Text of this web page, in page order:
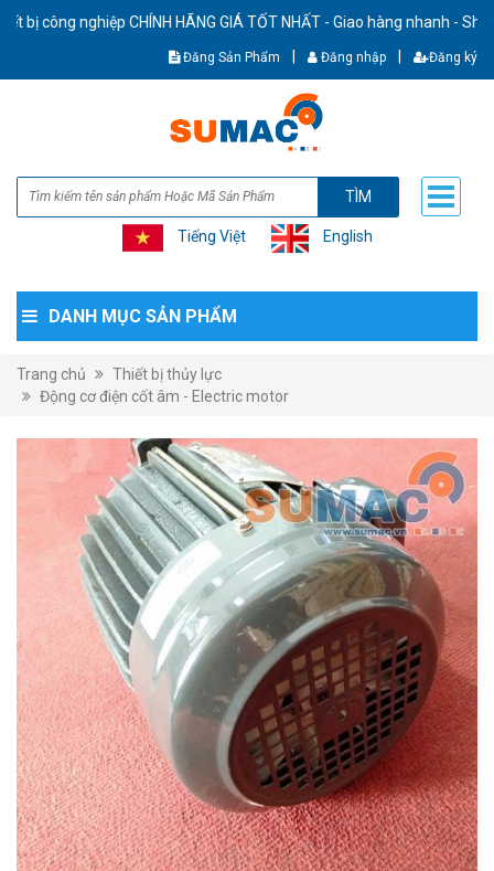
nghiệp CHÍNH HÃNG GIÁ TỐT NHẤT - Giao hàng nhanh - Ship cod
Đăng Sản Phẩm Đăng nhập Đăng ký
TÌM
Tiếng Việt English
DANH MỤC SẢN PHẨM
Trang chủ
Thiết bị thủy lực
Động cơ điện cốt âm - Electric motor